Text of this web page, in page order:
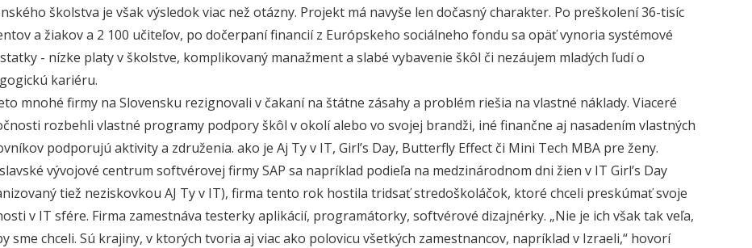
školstva je však výsledok viac než otázny. Projekt má navyše len dočasný charakter. Po preškolení 36-tisíc
a žiakov a 2 100 učiteľov, po dočerpaní financií z Európskeho sociálneho fondu sa opäť vynoria systémové
- nízke platy v školstve, komplikovaný manažment a slabé vybavenie škôl či nezáujem mladých ľudí o
kariéru.
mnohé firmy na Slovensku rezignovali v čakaní na štátne zásahy a problém riešia na vlastné náklady. Viaceré
rozbehli vlastné programy podpory škôl v okolí alebo vo svojej brandži, iné finančne aj nasadením vlastných
podporujú aktivity a združenia. ako je Aj Ty v IT, Girl’s Day, Butterfly Effect či Mini Tech MBA pre ženy.
vývojové centrum softvérovej firmy SAP sa napríklad podieľa na medzinárodnom dni žien v IT Girl’s Day
tiež neziskovkou AJ Ty v IT), firma tento rok hostila tridsať stredoškoláčok, ktoré chceli preskúmať svoje
v IT sfére. Firma zamestnáva testerky aplikácií, programátorky, softvérové dizajnérky. „Nie je ich však tak veľa,
sme chceli. Sú krajiny, v ktorých tvoria aj viac ako polovicu všetkých zamestnancov, napríklad v Izraeli,“ hovorí